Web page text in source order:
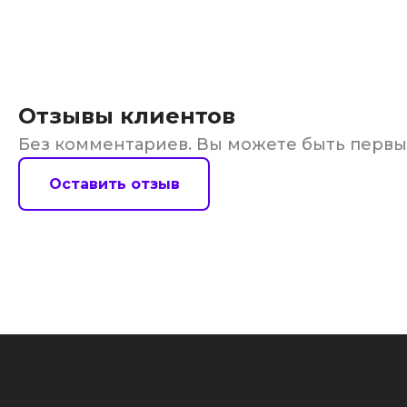
Отзывы клиентов
Без комментариев. Вы можете быть
Оставить отзыв